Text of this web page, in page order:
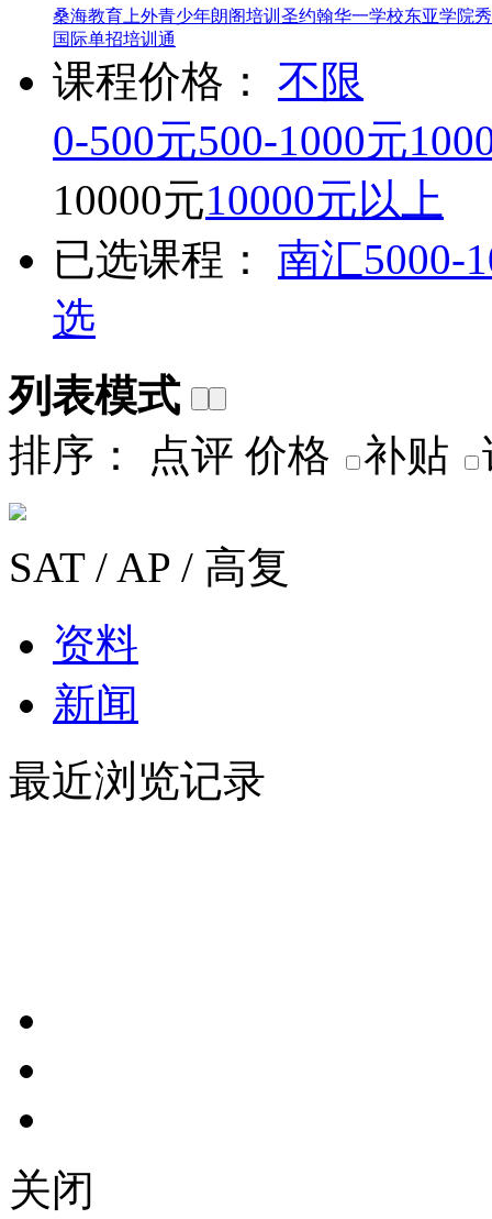
桑海教育 上外青少年朗阁培训 圣约翰华一学校东亚学院
国际单招培训通
课程价格：
不限
0-500元500-1000元
10000元10000元以上
已选课程：
南汇5000-
选
列表模式
排序：
点评 价格 补贴
SAT / AP / 高复
资料
新闻
最近浏览记录
关闭